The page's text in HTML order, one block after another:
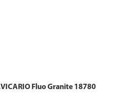
Fluo Granite 18780